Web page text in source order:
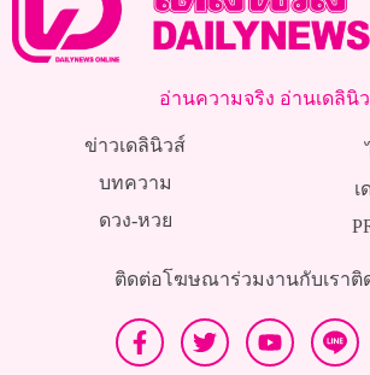
อ่านความจริง อ่านเดลินิ
ข่าวเดลินิวส์
บทความ
ดวง-หวย
เ
ติดต่อโฆษณาร่วมงานกับเราติ